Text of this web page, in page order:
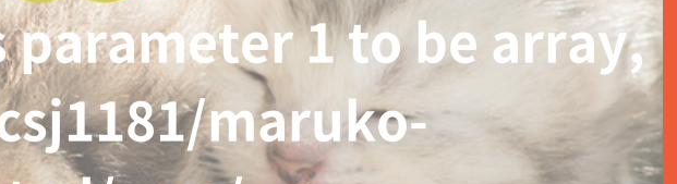
1 to be array,
maruko-